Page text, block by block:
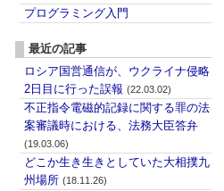
プログラミング入門
最近の記事
ロシア国営通信が、ウクライナ侵略
2日目に行った誤報 (22.03.02)
不正指令電磁的記録に関する罪の法
案審議時における、法務大臣答弁
(19.03.06)
どこか生き生きとしていた大相撲九
州場所 (18.11.26)